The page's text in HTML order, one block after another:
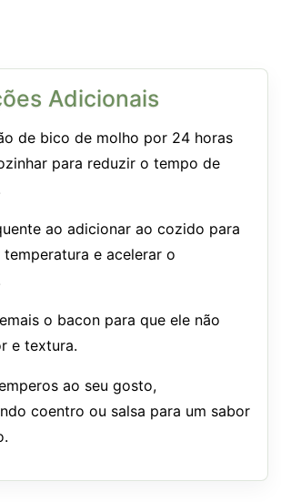
Adicionais
de bico de molho por 24 horas
para reduzir o tempo de
ao adicionar ao cozido para
temperatura e acelerar o
o bacon para que ele não
e textura.
ao seu gosto,
coentro ou salsa para um sabor